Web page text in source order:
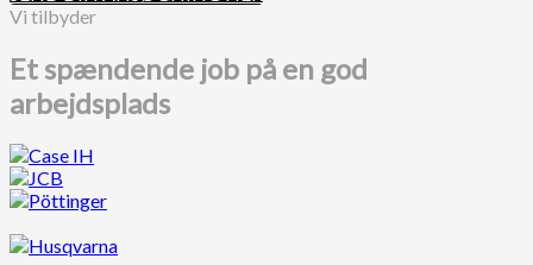
Vi tilbyder
Et spændende job på en god
arbejdsplads